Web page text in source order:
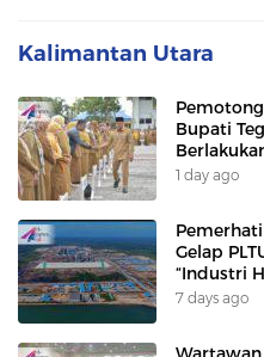
Kalimantan Utara
Bupati
1 day ago
Gelap
“Industri
Korban”
7 days ago